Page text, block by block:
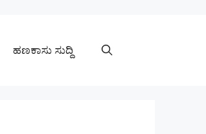
ಹಣಕಾಸು ಸುದ್ದಿ